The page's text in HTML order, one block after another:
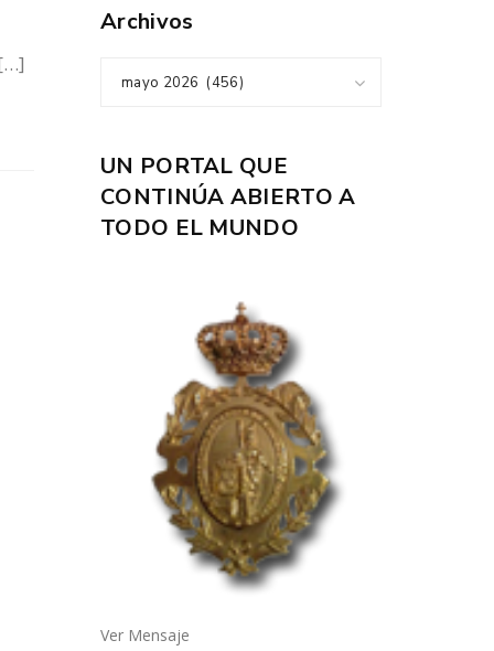
Archivos
mayo 2026 (456)
UN PORTAL QUE
CONTINÚA ABIERTO A
TODO EL MUNDO
Ver Mensaje